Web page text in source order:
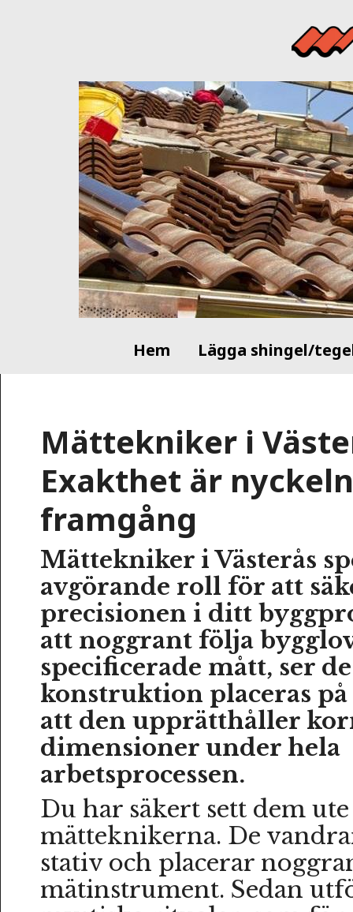
Hem Lägga shingel/
Mättekniker i
Exakthet är
framgång
Mättekniker i Västerås
avgörande roll för att
precisionen i ditt
att noggrant följa
specificerade mått, ser
konstruktion placeras
att den upprätthåller
dimensioner under hela
arbetsprocessen.
Du har säkert sett dem
mätteknikerna. De
stativ och placerar
mätinstrument. Sedan